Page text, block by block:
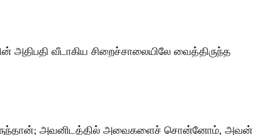
வீடாகிய சிறைச்சாலையிலே வைத்திருந்த
இருந்தான்; அவனிடத்தில் அவைகளைச் சொன்னோம், அவன்